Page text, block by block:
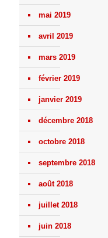
mai 2019
avril 2019
mars 2019
février 2019
janvier 2019
décembre 2018
octobre 2018
septembre 2018
août 2018
juillet 2018
juin 2018